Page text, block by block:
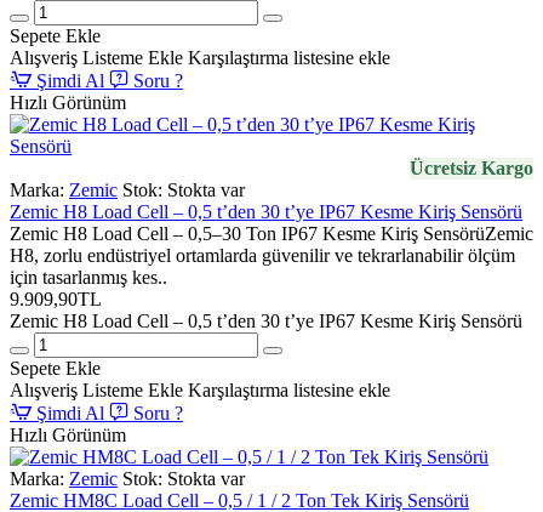
Sepete Ekle
Alışveriş Listeme Ekle Karşılaştırma listesine ekle
Şimdi Al
Soru ?
Hızlı Görünüm
Ücretsiz Kargo
Marka: Zemic Stok: Stokta var
Zemic H8 Load Cell – 0,5 t’den 30 t’ye IP67 Kesme Kiriş Sensörü
Zemic H8 Load Cell – 0,5–30 Ton IP67 Kesme Kiriş SensörüZemic
H8, zorlu endüstriyel ortamlarda güvenilir ve tekrarlanabilir ölçüm
için tasarlanmış kes..
9.909,90TL
Zemic H8 Load Cell – 0,5 t’den 30 t’ye IP67 Kesme Kiriş Sensörü
Sepete Ekle
Alışveriş Listeme Ekle Karşılaştırma listesine ekle
Şimdi Al
Soru ?
Hızlı Görünüm
Marka: Zemic Stok: Stokta var
Zemic HM8C Load Cell – 0,5 / 1 / 2 Ton Tek Kiriş Sensörü